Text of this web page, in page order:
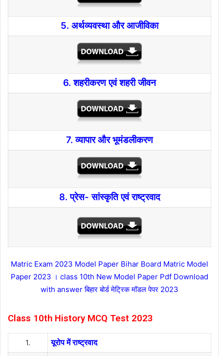
5. अर्थव्यवस्था और आजीविका
6. शहरीकरण एवं शहरी जीवन
7. व्यापार और भूमंडलीकरण
8. प्रेस- सांस्कृति एवं राष्ट्रवाद
Matric Exam 2023 Model Paper Bihar Board Matric Model
Paper 2023 । class 10th New Model Paper Pdf Download
with answer बिहार बोर्ड मेट्रिक मॉडल पेपर 2023
Class 10th History MCQ Test 2023
1. यूरोप में राष्ट्रवाद